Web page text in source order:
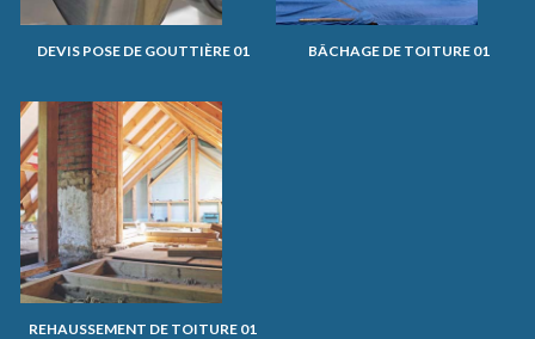
DEVIS POSE DE GOUTTIÈRE 01 BÂCHAGE DE TOITURE 01
REHAUSSEMENT DE TOITURE 01